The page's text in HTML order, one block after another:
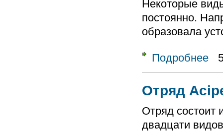
Некоторые
постоянно.
образовала
Подробнее о
Отряд
Отряд состоит
двадцати